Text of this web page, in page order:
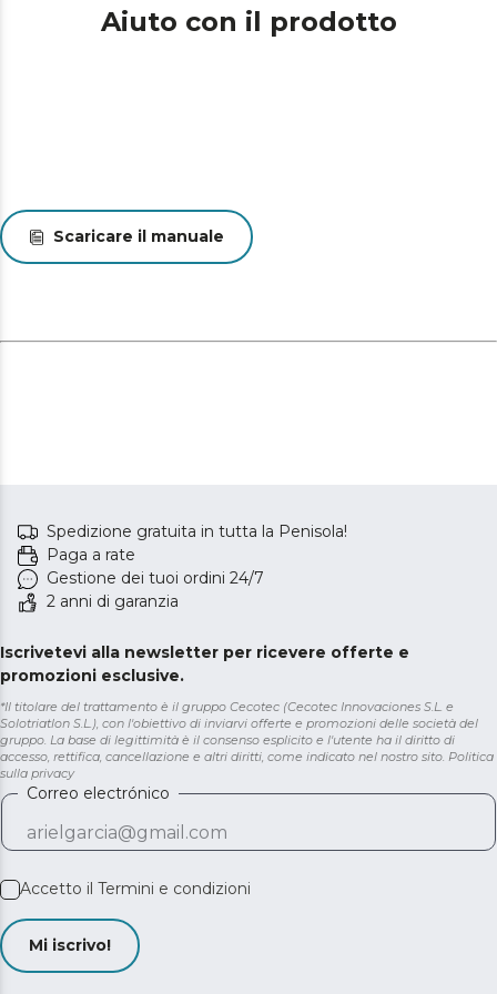
Aiuto con il prodotto
Scaricare il manuale
Spedizione gratuita in tutta la Penisola!
Paga a rate
Gestione dei tuoi ordini 24/7
2 anni di garanzia
Iscrivetevi alla newsletter per ricevere offerte e
promozioni esclusive.
*Il titolare del trattamento è il gruppo Cecotec (Cecotec Innovaciones S.L. e
Solotriatlon S.L.), con l'obiettivo di inviarvi offerte e promozioni delle società del
gruppo. La base di legittimità è il consenso esplicito e l'utente ha il diritto di
accesso, rettifica, cancellazione e altri diritti, come indicato nel nostro sito. Politica
sulla privacy
Correo electrónico
Accetto il Termini e condizioni
Mi iscrivo!